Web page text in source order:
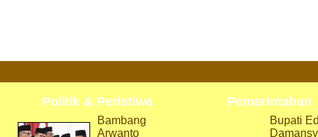
Politik & Peristiwa Pemerintahan
Bambang
Arwanto
Bupati